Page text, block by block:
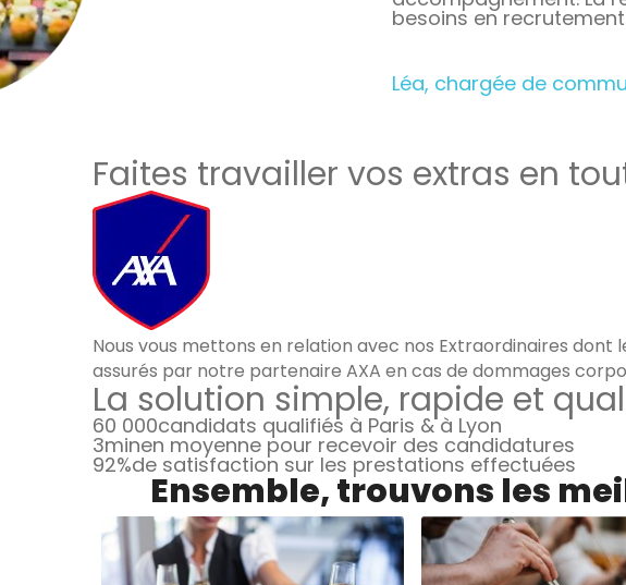
besoins en
Léa, chargée de
Faites travailler vos extras en
Nous vous mettons en relation avec nos Extraordinaires
assurés par notre partenaire AXA en cas de dommages
La solution simple, rapide et
60 000candidats qualifiés à Paris & à Lyon
3minen moyenne pour recevoir des candidatures
92%de satisfaction sur les prestations effectuées
Ensemble, trouvons les